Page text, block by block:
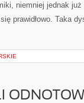
niemniej jednak
prawidłowo. Taka